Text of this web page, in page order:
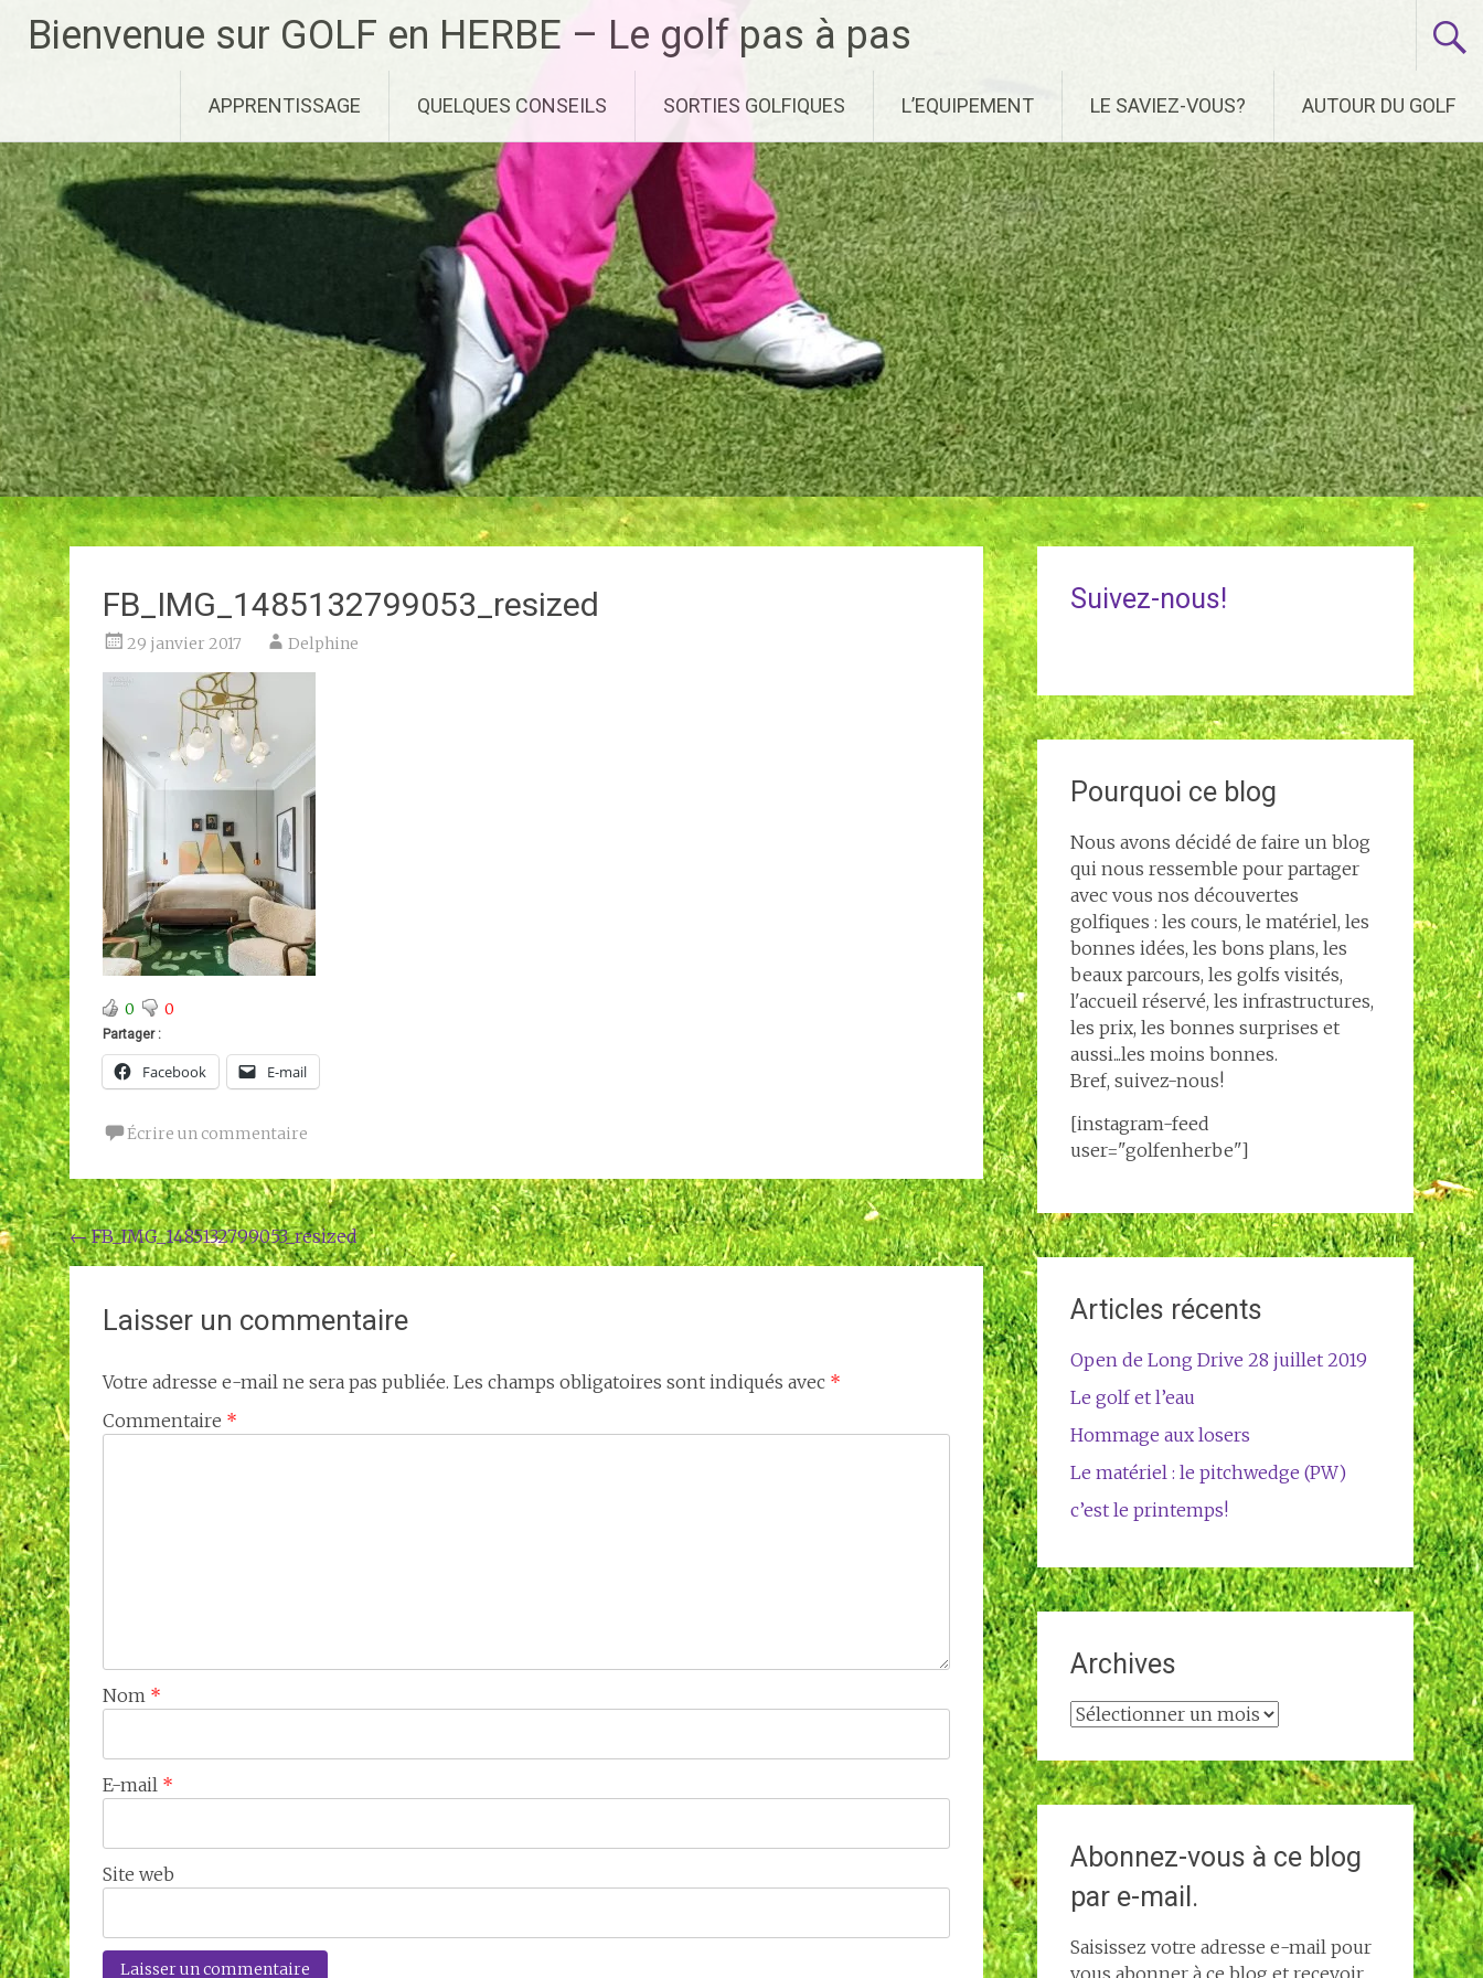
Bienvenue sur GOLF en HERBE – Le golf pas à pas
APPRENTISSAGE QUELQUES CONSEILS SORTIES GOLFIQUES L’EQUIPEMENT LE SAVIEZ-VOUS? AUTOUR DU GOLF
FB_IMG_1485132799053_resized
29 janvier 2017 Delphine
0 0
Partager :
Facebook E-mail
Écrire un commentaire
Navigation
de
l'article
←FB_IMG_1485132799053_resized
Laisser un commentaire
Votre adresse e-mail ne sera pas publiée. Les champs obligatoires sont indiqués avec *
Commentaire *
Nom *
E-mail *
Site web
Suivez-nous!
Pourquoi ce blog
Nous avons décidé de faire un blog
qui nous ressemble pour partager
avec vous nos découvertes
golfiques : les cours, le matériel, les
bonnes idées, les bons plans, les
beaux parcours, les golfs visités,
l'accueil réservé, les infrastructures,
les prix, les bonnes surprises et
aussi...les moins bonnes.
Bref, suivez-nous!
[instagram-feed
user="golfenherbe"]
Articles récents
Open de Long Drive 28 juillet 2019
Le golf et l’eau
Hommage aux losers
Le matériel : le pitchwedge (PW)
c’est le printemps!
Archives
Archives
Abonnez-vous à ce blog
par e-mail.
Saisissez votre adresse e-mail pour
vous abonner à ce blog et recevoir